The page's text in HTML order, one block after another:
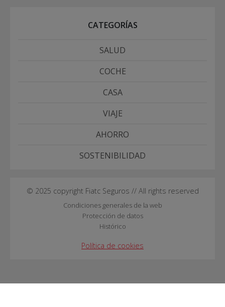
CATEGORÍAS
SALUD
COCHE
CASA
VIAJE
AHORRO
SOSTENIBILIDAD
© 2025 copyright Fiatc Seguros // All rights reserved
Condiciones generales de la web
Protección de datos
Histórico
Política de cookies